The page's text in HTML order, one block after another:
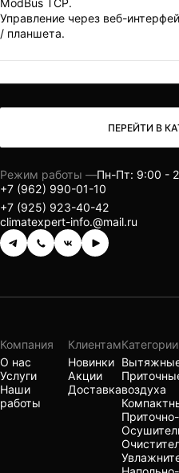
ModBus TCP.
Управление через веб-
/ планшета.
ПЕРЕЙТИ В
Режим работы —Пн-Пт: 9:00 -
+7 (962) 990-01-10
+7 (925) 923-40-42
climatexpert-info.@mail.ru
Компания
О нас
Услуги
Наши
работы
Клиентам
Новинки
Акции
Доставка
Категории
воздуха